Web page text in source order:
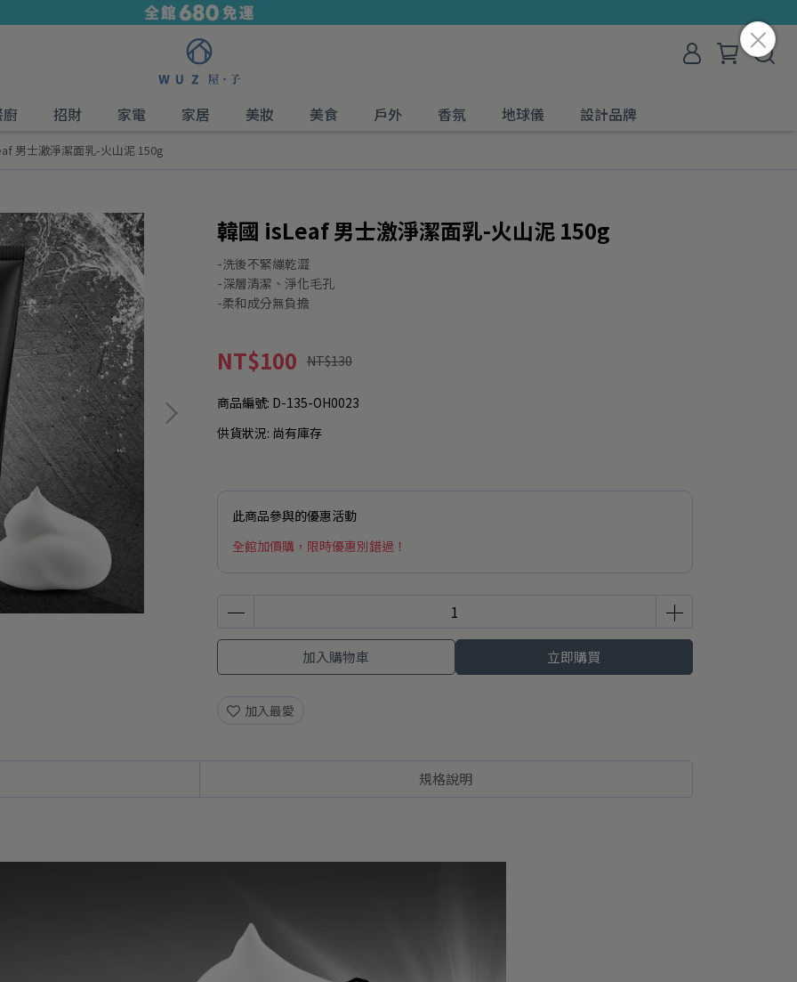
招財 家電 家居 美妝 美食 戶外 香氛 地球儀 設計品牌
男士激淨潔面乳-火山泥 150g
韓國 isLeaf 男士激淨潔面乳-火山泥 150g
-洗後不緊繃乾澀
-深層清潔、淨化毛孔
-柔和成分無負擔
NT$100 NT$130
商品編號: D-135-OH0023
供貨狀況: 尚有庫存
此商品參與的優惠活動
全館加價購，限時優惠別錯過！
加入購物車 立即購買
加入最愛
規格說明